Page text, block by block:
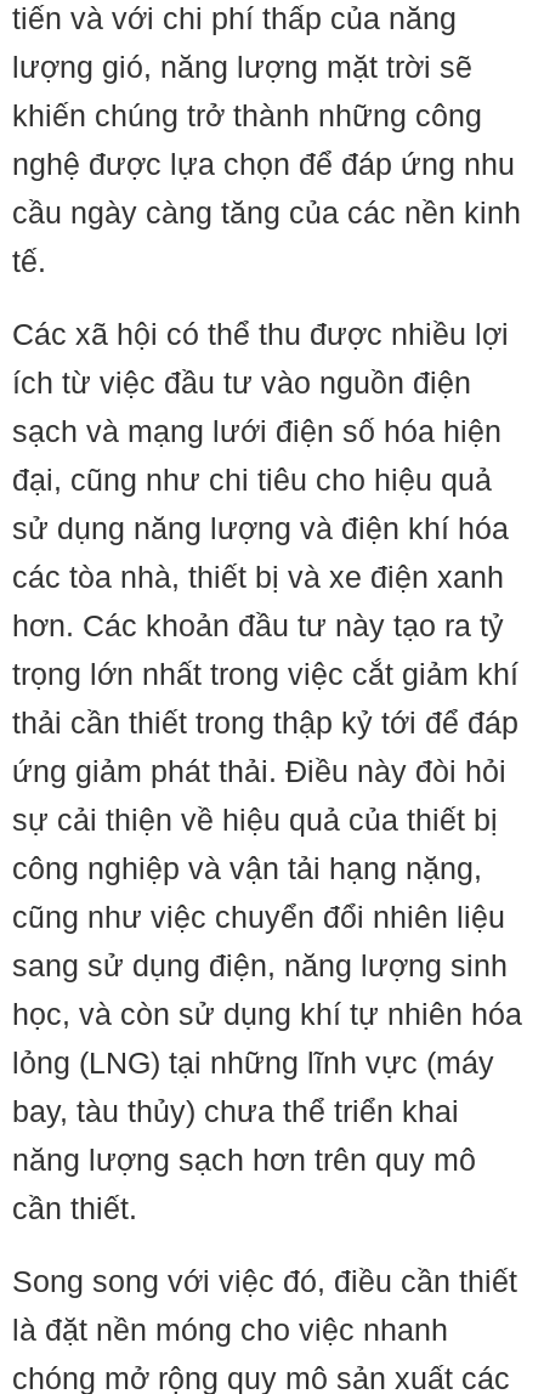
tiến và với chi phí thấp của năng
lượng gió, năng lượng mặt trời sẽ
khiến chúng trở thành những công
nghệ được lựa chọn để đáp ứng nhu
cầu ngày càng tăng của các nền kinh
tế.
Các xã hội có thể thu được nhiều lợi
ích từ việc đầu tư vào nguồn điện
sạch và mạng lưới điện số hóa hiện
đại, cũng như chi tiêu cho hiệu quả
sử dụng năng lượng và điện khí hóa
các tòa nhà, thiết bị và xe điện xanh
hơn. Các khoản đầu tư này tạo ra tỷ
trọng lớn nhất trong việc cắt giảm khí
thải cần thiết trong thập kỷ tới để đáp
ứng giảm phát thải. Điều này đòi hỏi
sự cải thiện về hiệu quả của thiết bị
công nghiệp và vận tải hạng nặng,
cũng như việc chuyển đổi nhiên liệu
sang sử dụng điện, năng lượng sinh
học, và còn sử dụng khí tự nhiên hóa
lỏng (LNG) tại những lĩnh vực (máy
bay, tàu thủy) chưa thể triển khai
năng lượng sạch hơn trên quy mô
cần thiết.
Song song với việc đó, điều cần thiết
là đặt nền móng cho việc nhanh
chóng mở rộng quy mô sản xuất các